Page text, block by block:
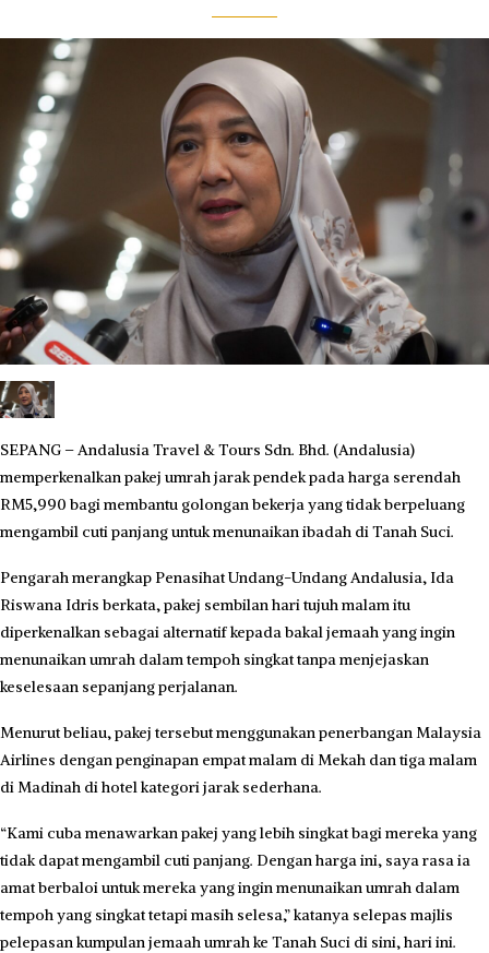
SEPANG – Andalusia Travel & Tours Sdn. Bhd. (Andalusia)
memperkenalkan pakej umrah jarak pendek pada harga serendah
RM5,990 bagi membantu golongan bekerja yang tidak berpeluang
mengambil cuti panjang untuk menunaikan ibadah di Tanah Suci.
Pengarah merangkap Penasihat Undang-Undang Andalusia, Ida
Riswana Idris berkata, pakej sembilan hari tujuh malam itu
diperkenalkan sebagai alternatif kepada bakal jemaah yang ingin
menunaikan umrah dalam tempoh singkat tanpa menjejaskan
keselesaan sepanjang perjalanan.
Menurut beliau, pakej tersebut menggunakan penerbangan Malaysia
Airlines dengan penginapan empat malam di Mekah dan tiga malam
di Madinah di hotel kategori jarak sederhana.
“Kami cuba menawarkan pakej yang lebih singkat bagi mereka yang
tidak dapat mengambil cuti panjang. Dengan harga ini, saya rasa ia
amat berbaloi untuk mereka yang ingin menunaikan umrah dalam
tempoh yang singkat tetapi masih selesa,” katanya selepas majlis
pelepasan kumpulan jemaah umrah ke Tanah Suci di sini, hari ini.